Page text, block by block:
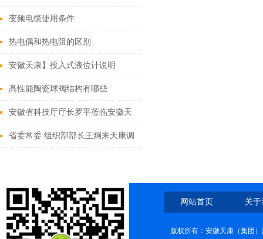
变频电缆使用条件
热电偶和热电阻的区别
安徽天康】投入式液位计说明
高性能陶瓷球阀结构有哪些
安徽省科技厅厅长罗平莅临安徽天
康集团调研工作
省委常委.组织部部长王炯来天康调
网站首页 关
版权所有：安徽天康（集团